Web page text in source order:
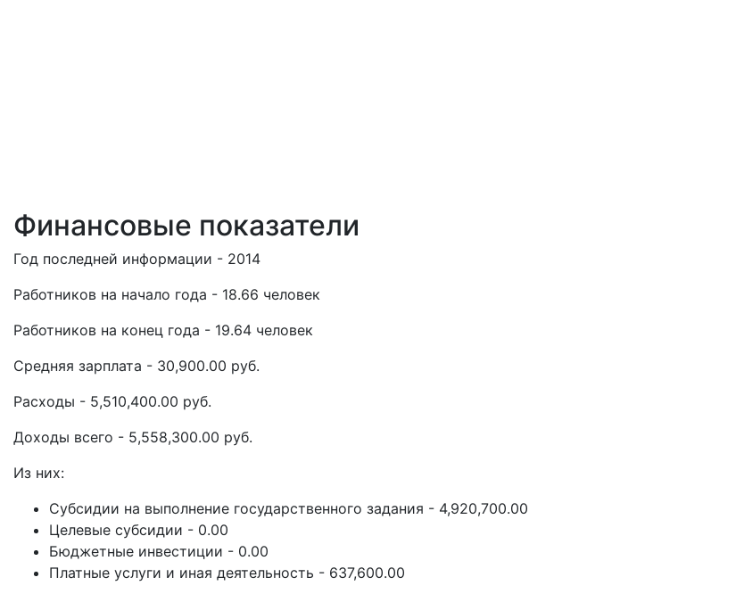
Финансовые показатели
Год последней информации - 2014
Работников на начало года - 18.66 человек
Работников на конец года - 19.64 человек
Средняя зарплата - 30,900.00 руб.
Расходы - 5,510,400.00 руб.
Доходы всего - 5,558,300.00 руб.
Из них:
Субсидии на выполнение государственного задания - 4,920,700.00
Целевые субсидии - 0.00
Бюджетные инвестиции - 0.00
Платные услуги и иная деятельность - 637,600.00